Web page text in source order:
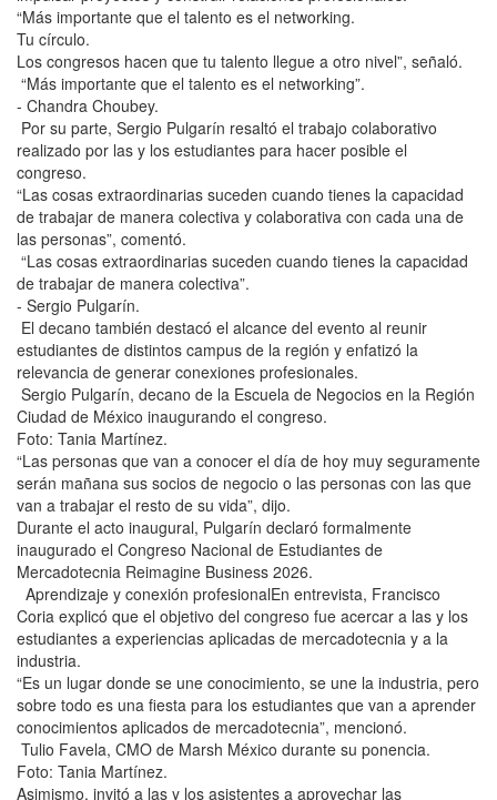
“Más importante que el talento es el networking.
Tu círculo.
Los congresos hacen que tu talento llegue a otro nivel”, señaló.
“Más importante que el talento es el networking”.
- Chandra Choubey.
Por su parte, Sergio Pulgarín resaltó el trabajo colaborativo
realizado por las y los estudiantes para hacer posible el
congreso.
“Las cosas extraordinarias suceden cuando tienes la capacidad
de trabajar de manera colectiva y colaborativa con cada una de
las personas”, comentó.
“Las cosas extraordinarias suceden cuando tienes la capacidad
de trabajar de manera colectiva”.
- Sergio Pulgarín.
El decano también destacó el alcance del evento al reunir
estudiantes de distintos campus de la región y enfatizó la
relevancia de generar conexiones profesionales.
Sergio Pulgarín, decano de la Escuela de Negocios en la Región
Ciudad de México inaugurando el congreso.
Foto: Tania Martínez.
“Las personas que van a conocer el día de hoy muy seguramente
serán mañana sus socios de negocio o las personas con las que
van a trabajar el resto de su vida”, dijo.
Durante el acto inaugural, Pulgarín declaró formalmente
inaugurado el Congreso Nacional de Estudiantes de
Mercadotecnia Reimagine Business 2026.
Aprendizaje y conexión profesionalEn entrevista, Francisco
Coria explicó que el objetivo del congreso fue acercar a las y los
estudiantes a experiencias aplicadas de mercadotecnia y a la
industria.
“Es un lugar donde se une conocimiento, se une la industria, pero
sobre todo es una fiesta para los estudiantes que van a aprender
conocimientos aplicados de mercadotecnia”, mencionó.
Tulio Favela, CMO de Marsh México durante su ponencia.
Foto: Tania Martínez.
Asimismo, invitó a las y los asistentes a aprovechar las